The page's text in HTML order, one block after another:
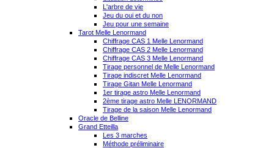
L'arbre de vie
Jeu du oui et du non
Jeu pour une semaine
Tarot Melle Lenormand
Chiffrage CAS 1 Melle Lenormand
Chiffrage CAS 2 Melle Lenormand
Chiffrage CAS 3 Melle Lenormand
Tirage personnel de Melle Lenormand
Tirage indiscret Melle Lenormand
Tirage Gitan Melle Lenormand
1er tirage astro Melle Lenormand
2ème tirage astro Melle LENORMAND
Tirage de la saison Melle Lenormand
Oracle de Belline
Grand Etteilla
Les 3 marches
Méthode préliminaire